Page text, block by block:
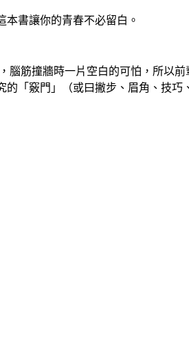
書讓你的青春不必留白。
筋撞牆時一片空白的可怕，所以
「竅門」（或曰撇步、眉角、技